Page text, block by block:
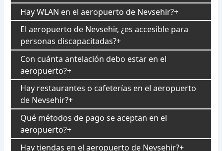
Hay WLAN en el aeropuerto de Nevsehir?
El aeropuerto de Nevsehir, ¿es accesible para
personas discapacitadas?
Con cuánta antelación debo estar en el
aeropuerto?
Hay restaurantes o cafeterías en el aeropuerto
de Nevsehir?
Qué métodos de pago se aceptan en el
aeropuerto?
Hay tiendas en el aeropuerto de Nevsehir?